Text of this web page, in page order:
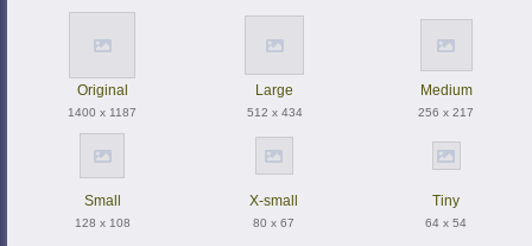
Original
1400 x 1187
Large
512 x 434
Medium
256 x 217
Small
128 x 108
X-small
80 x 67
Tiny
64 x 54